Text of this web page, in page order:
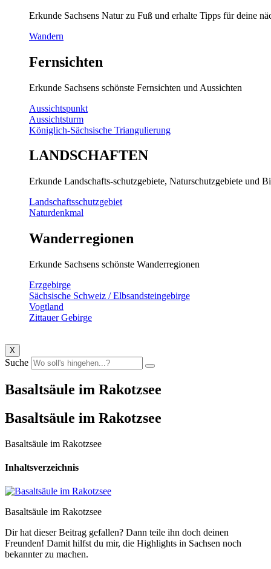
Erkunde Sachsens Natur zu Fuß und erhalte Tipps für deine
Wandern
Fernsichten
Erkunde Sachsens schönste Fernsichten und Aussichten
Aussichtspunkt
Aussichtsturm
Königlich-Sächsische Triangulierung
LANDSCHAFTEN
Erkunde Landschafts-schutzgebiete, Naturschutzgebiete und
Landschaftsschutzgebiet
Naturdenkmal
Wanderregionen
Erkunde Sachsens schönste Wanderregionen
Erzgebirge
Sächsische Schweiz / Elbsandsteingebirge
Vogtland
Zittauer Gebirge
X
Suche
Basaltsäule im Rakotzsee
Basaltsäule im Rakotzsee
Basaltsäule im Rakotzsee
Inhaltsverzeichnis
Basaltsäule im Rakotzsee
Dir hat dieser Beitrag gefallen? Dann teile ihn doch deinen
Freunden! Damit hilfst du mir, die Highlights in Sachsen noch
bekannter zu machen.